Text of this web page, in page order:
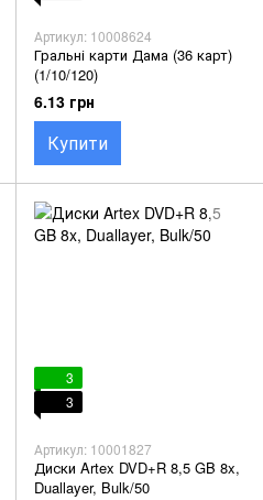
Артикул: 10008624
Гральні карти Дама (36 карт)
(1/10/120)
6.13 грн
Купити
3
3
Артикул: 10001827
Диски Artex DVD+R 8,5 GB 8x,
Duallayer, Bulk/50